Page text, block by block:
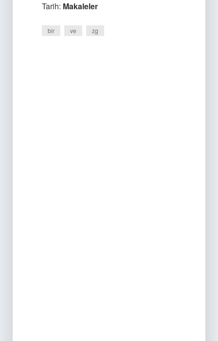
Tarih: Makaleler
bir ve zg